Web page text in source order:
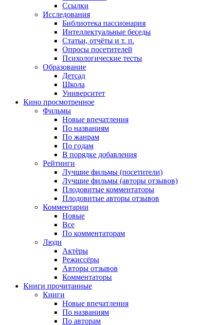
Ссылки
Исследования
Библиотека пассионария
Интеллектуальные беседы
Статьи, отчёты и т. п.
Опросы посетителей
Психологические тесты
Образование
Детсад
Школа
Университет
Кино просмотренное
Фильмы
Новые впечатления
По названиям
По жанрам
По годам
В порядке добавления
Рейтинги
Лучшие фильмы (посетители)
Лучшие фильмы (авторы отзывов)
Плодовитые комментаторы
Плодовитые авторы отзывов
Комментарии
Новые
Все
По комментаторам
Люди
Актёры
Режиссёры
Авторы отзывов
Комментаторы
Книги прочитанные
Книги
Новые впечатления
По названиям
По авторам